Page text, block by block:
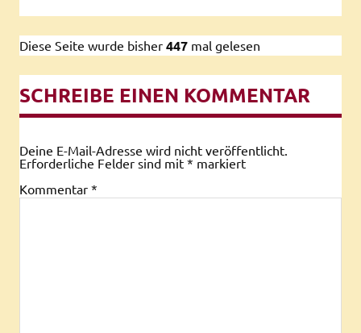
Diese Seite wurde bisher 447 mal gelesen
SCHREIBE EINEN KOMMENTAR
Deine E-Mail-Adresse wird nicht veröffentlicht.
Erforderliche Felder sind mit * markiert
Kommentar *